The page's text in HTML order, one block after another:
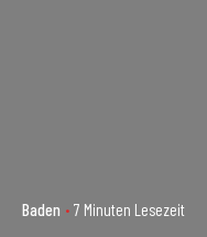
Baden 7 Minuten Lesezeit